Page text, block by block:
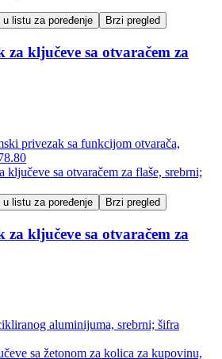
u listu za poređenje Brzi pregled
ključeve sa otvaračem za
u listu za poređenje Brzi pregled
ključeve sa otvaračem za